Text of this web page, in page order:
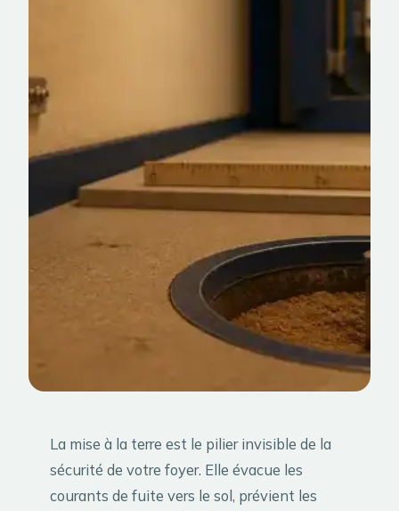
La mise à la terre est le pilier invisible de la
sécurité de votre foyer. Elle évacue les
courants de fuite vers le sol, prévient les